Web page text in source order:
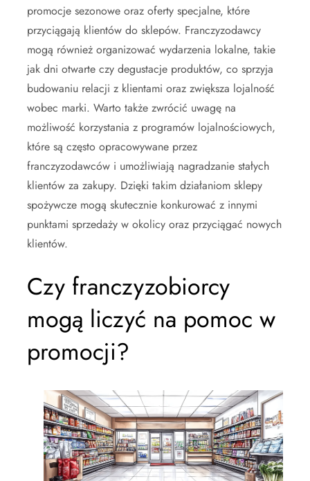
promocje sezonowe oraz oferty specjalne, które
przyciągają klientów do sklepów. Franczyzodawcy
mogą również organizować wydarzenia lokalne, takie
jak dni otwarte czy degustacje produktów, co sprzyja
budowaniu relacji z klientami oraz zwiększa lojalność
wobec marki. Warto także zwrócić uwagę na
możliwość korzystania z programów lojalnościowych,
które są często opracowywane przez
franczyzodawców i umożliwiają nagradzanie stałych
klientów za zakupy. Dzięki takim działaniom sklepy
spożywcze mogą skutecznie konkurować z innymi
punktami sprzedaży w okolicy oraz przyciągać nowych
klientów.
Czy franczyzobiorcy
mogą liczyć na pomoc w
promocji?